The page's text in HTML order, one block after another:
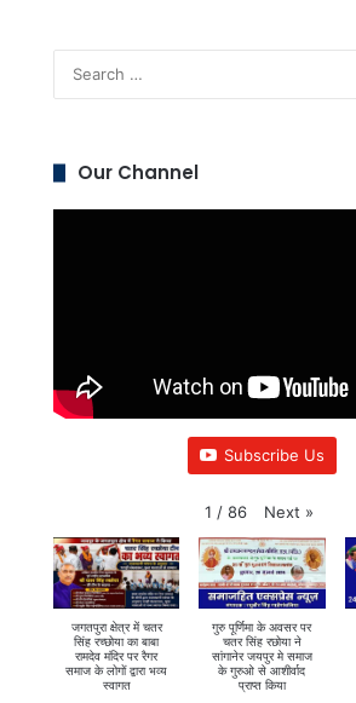
Our Channel
Subscribe Us
1 / 86 Next »
जगतपुरा क्षेत्र में चतर
सिंह रच्छोया का बाबा
रामदेव मंदिर पर रैगर
समाज के लोगों द्वारा भव्य
स्वागत
गुरु पूर्णिमा के अवसर पर
चतर सिंह रछोया ने
सांगानेर जयपुर मे समाज
के गुरुओ से आशीर्वाद
प्राप्त किया